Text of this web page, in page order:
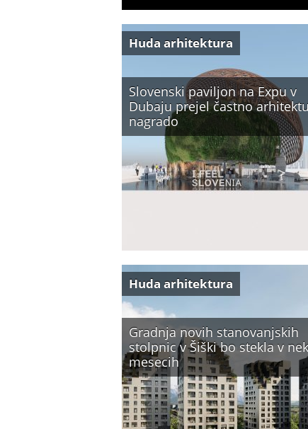
Slovenski paviljon na Expu v
Dubaju prejel častno
nagrado
Huda arhitektura
Gradnja novih stanovanjskih
stolpnic v Šiški bo stekla v
mesecih
Huda arhitektura